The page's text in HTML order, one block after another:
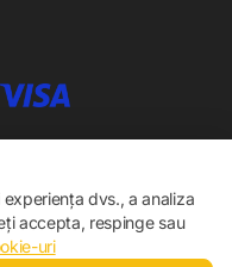
dvs., a analiza
accepta, respinge sau
uri